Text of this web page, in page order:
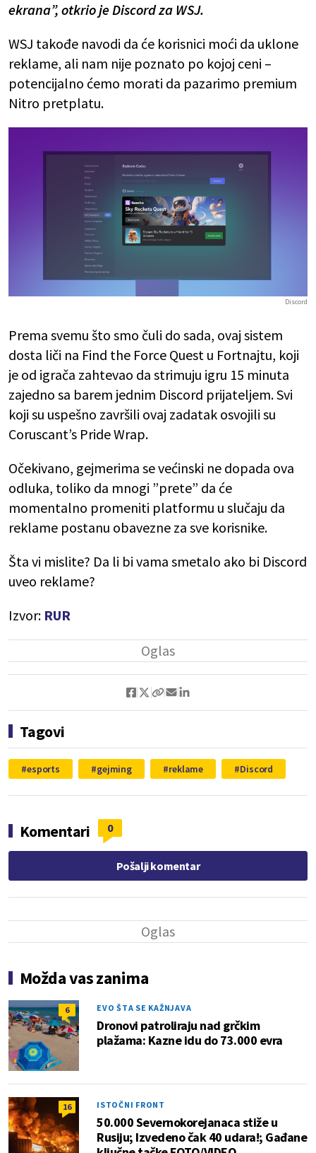
ekrana”, otkrio je Discord za WSJ.
WSJ takođe navodi da će korisnici moći da uklone
reklame, ali nam nije poznato po kojoj ceni –
potencijalno ćemo morati da pazarimo premium
Nitro pretplatu.
Discord
Prema svemu što smo čuli do sada, ovaj sistem
dosta liči na Find the Force Quest u Fortnajtu, koji
je od igrača zahtevao da strimuju igru 15 minuta
zajedno sa barem jednim Discord prijateljem. Svi
koji su uspešno završili ovaj zadatak osvojili su
Coruscant’s Pride Wrap.
Očekivano, gejmerima se većinski ne dopada ova
odluka, toliko da mnogi ”prete” da će
momentalno promeniti platformu u slučaju da
reklame postanu obavezne za sve korisnike.
Šta vi mislite? Da li bi vama smetalo ako bi Discord
uveo reklame?
Izvor: RUR
Tagovi
esports gejming reklame Discord
Komentari 0
Pošalji komentar
Možda vas zanima
6 EVO ŠTA SE KAŽNJAVA
Dronovi patroliraju nad grčkim
plažama: Kazne idu do 73.000 evra
16 ISTOČNI FRONT
50.000 Severnokorejanaca stiže u
Rusiju; Izvedeno čak 40 udara!; Gađane